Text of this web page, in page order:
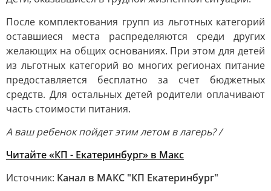
После комплектования групп из льготных категорий
оставшиеся места распределяются среди других
желающих на общих основаниях. При этом для детей
из льготных категорий во многих регионах питание
предоставляется бесплатно за счет бюджетных
средств. Для остальных детей родители оплачивают
часть стоимости питания.
А ваш ребенок пойдет этим летом в лагерь? /
Читайте «КП - Екатеринбург» в Mакс
Источник: Канал в МАКС "КП Екатеринбург"